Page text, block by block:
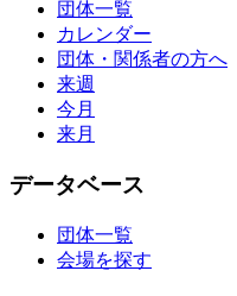
団体一覧
カレンダー
団体・関係者の方へ
来週
今月
来月
データベース
団体一覧
会場を探す